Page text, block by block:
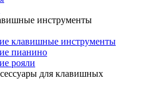
инструменты
клавишные инструменты
пианино
рояли
для клавишных